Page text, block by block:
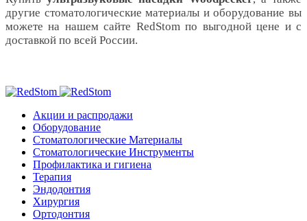
другие стоматологические материалы и оборудование вы
можете на нашем сайте RedStom по выгодной цене и с
доставкой по всей России.
Акции и распродажи
Оборудование
Стоматологические Материалы
Стоматологические Инструменты
Профилактика и гигиена
Терапия
Эндодонтия
Хирургия
Ортодонтия